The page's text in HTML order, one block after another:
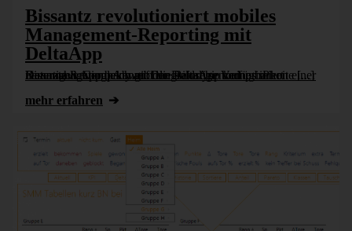
Bissantz revolutioniert mobiles
Management-Reporting mit
DeltaApp
Bissantz & Company gibt die sofortige Verfügbarkeit einer neuartigen App bekannt. Die DeltaApp komprimiert Datennavigation, Abweichungsanalyse und Kennzahlenvergleich auf den Bildschirm eines iPhone [...]
mehr erfahren